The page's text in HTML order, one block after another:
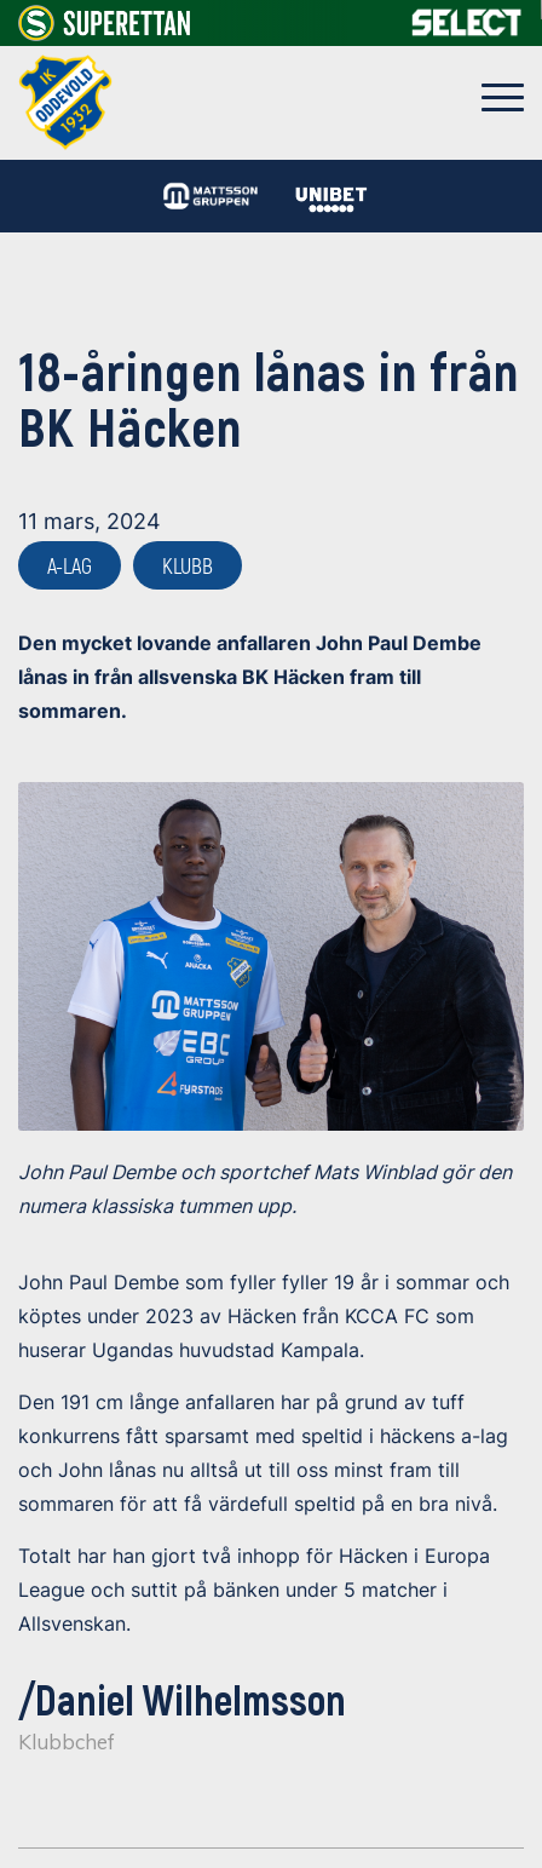
18-åringen lånas in från
BK Häcken
11 mars, 2024
A-LAG KLUBB
Den mycket lovande anfallaren John Paul Dembe
lånas in från allsvenska BK Häcken fram till
sommaren.
John Paul Dembe och sportchef Mats Winblad gör den
numera klassiska tummen upp.
John Paul Dembe som fyller fyller 19 år i sommar och
köptes under 2023 av Häcken från KCCA FC som
huserar Ugandas huvudstad Kampala.
Den 191 cm långe anfallaren har på grund av tuff
konkurrens fått sparsamt med speltid i häckens a-lag
och John lånas nu alltså ut till oss minst fram till
sommaren för att få värdefull speltid på en bra nivå.
Totalt har han gjort två inhopp för Häcken i Europa
League och suttit på bänken under 5 matcher i
Allsvenskan.
/Daniel Wilhelmsson
Klubbchef